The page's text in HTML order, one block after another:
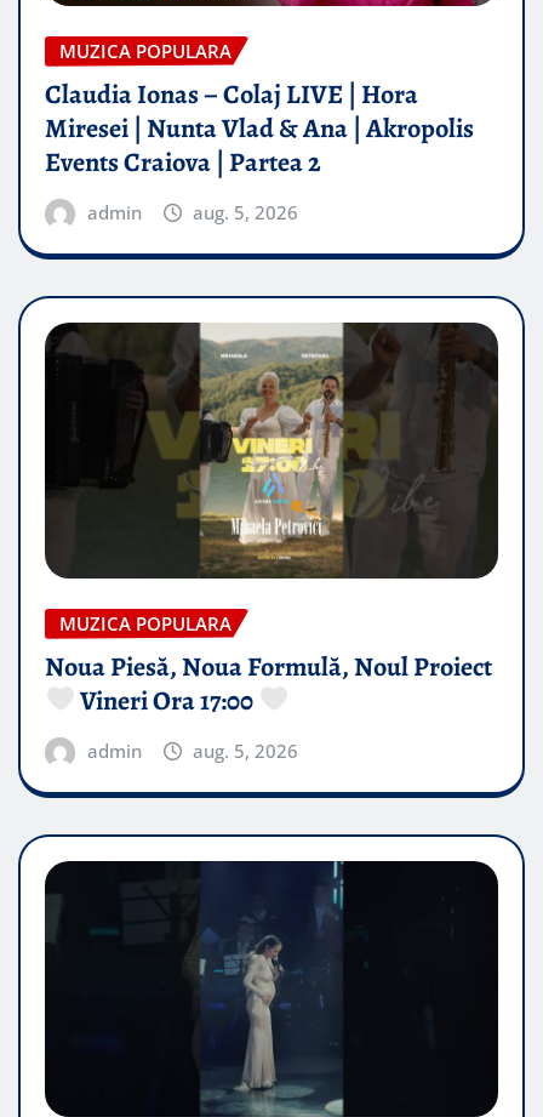
MUZICA POPULARA
Claudia Ionas – Colaj LIVE | Hora
Miresei | Nunta Vlad & Ana | Akropolis
Events Craiova | Partea 2
admin aug. 5, 2026
MUZICA POPULARA
Noua Piesă, Noua Formulă, Noul Proiect
Vineri Ora 17:00
admin aug. 5, 2026